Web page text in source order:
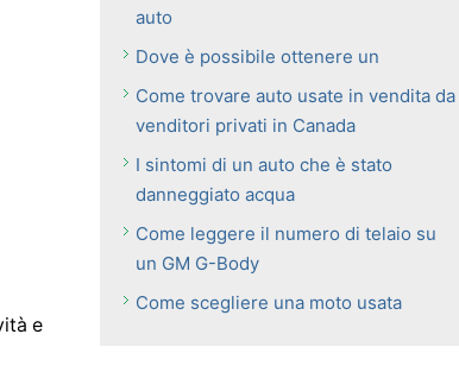
e
auto
Dove è possibile ottenere un
Come trovare auto usate in vendita da
venditori privati ​​in Canada
I sintomi di un auto che è stato
danneggiato acqua
Come leggere il numero di telaio su
un GM G-Body
Come scegliere una moto usata